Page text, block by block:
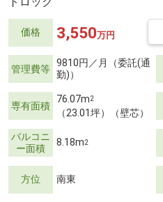
価格 3,550万円
管理費等 9810円／月（委託(通
勤)）
専有面積
76.07m2
（23.01坪）（壁芯）
バルコニ
ー面積
8.18m2
方位 南東